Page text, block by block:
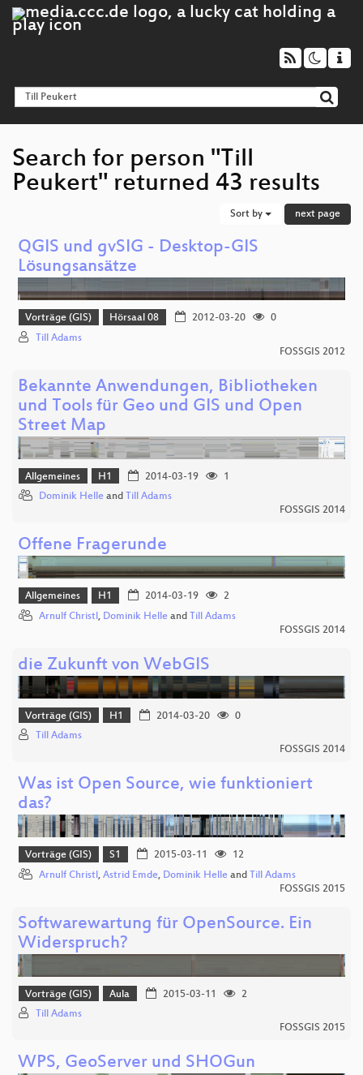
Search for person "Till
Peukert" returned 43 results
Sort by next page
QGIS und gvSIG - Desktop-GIS
Lösungsansätze
Vorträge (GIS) Hörsaal 08 2012-03-20
0
Till Adams
FOSSGIS 2012
Bekannte Anwendungen, Bibliotheken
und Tools für Geo und GIS und Open
Street Map
Allgemeines H1 2014-03-19
1
Dominik Helle and Till Adams
FOSSGIS 2014
Offene Fragerunde
Allgemeines H1 2014-03-19
2
Arnulf Christl , Dominik Helle and Till Adams
FOSSGIS 2014
die Zukunft von WebGIS
Vorträge (GIS) H1 2014-03-20
0
Till Adams
FOSSGIS 2014
Was ist Open Source, wie funktioniert
das?
Vorträge (GIS) S1 2015-03-11
12
Arnulf Christl, Astrid Emde, Dominik Helle and Till Adams
FOSSGIS 2015
Softwarewartung für OpenSource. Ein
Widerspruch?
Vorträge (GIS) Aula 2015-03-11
2
Till Adams
FOSSGIS 2015
WPS, GeoServer und SHOGun